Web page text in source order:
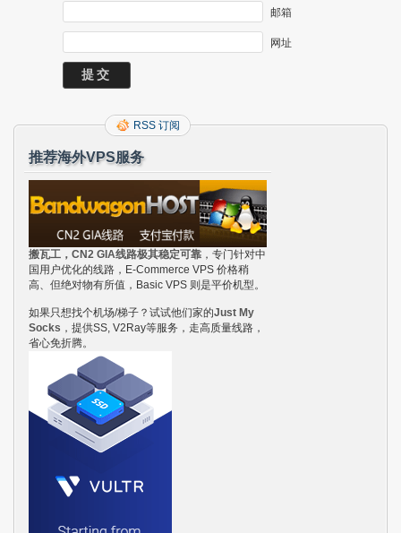
邮箱
网址
RSS 订阅
推荐海外VPS服务
搬瓦工，CN2 GIA线路极其稳定可靠 ，专门针对中
国用户优化的线路，E-Commerce VPS 价格稍
高、但绝对物有所值，Basic VPS 则是平价机型。
如果只想找个机场/梯子？试试他们家的Just My
Socks ，提供SS, V2Ray等服务，走高质量线路，
省心免折腾。